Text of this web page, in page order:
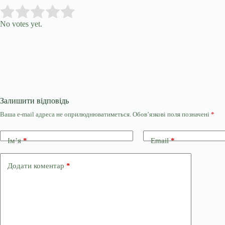
Rate this item:
No votes yet.
Залишити відповідь
Ваша e-mail адреса не оприлюднюватиметься. Обов’язкові поля позначені *
Ім’я* Email*
Додати коментар *